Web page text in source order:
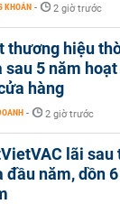
KHOÁN - 2 giờ trước
thương hiệu
sau 5 năm
hàng
- 2 giờ trước
lãi sau
đầu năm, dồn